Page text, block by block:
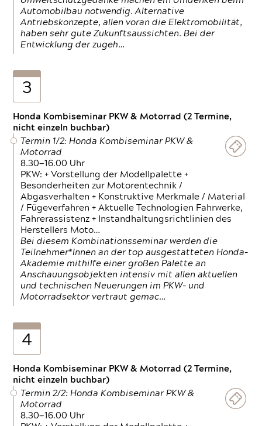
Automobilbau notwendig. Alternative
Antriebskonzepte, allen voran die Elektromobilität,
haben sehr gute Zukunftsaussichten. Bei der
Entwicklung der zugeh…
3
Honda Kombiseminar PKW & Motorrad (2 Termine,
nicht einzeln buchbar)
Termin 1/2: Honda Kombiseminar PKW &
Motorrad
8.30—16.00 Uhr
PKW: + Vorstellung der Modellpalette +
Besonderheiten zur Motorentechnik /
Abgasverhalten + Konstruktive Merkmale / Material
/ Fügeverfahren + Aktuelle Technologien Fahrwerke,
Fahrerassistenz + Instandhaltungsrichtlinien des
Herstellers Moto…
Bei diesem Kombinationsseminar werden die
Teilnehmer*Innen an der top ausgestatteten Honda-
Akademie mithilfe einer großen Palette an
Anschauungsobjekten intensiv mit allen aktuellen
und technischen Neuerungen im PKW- und
Motorradsektor vertraut gemac…
4
Honda Kombiseminar PKW & Motorrad (2 Termine,
nicht einzeln buchbar)
Termin 2/2: Honda Kombiseminar PKW &
Motorrad
8.30—16.00 Uhr